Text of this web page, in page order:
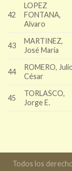
42
LOPEZ
FONTANA,
Alvaro
43
MARTINEZ,
José María
44
ROMERO,
César
45
TORLASCO,
Jorge E.
Todos los